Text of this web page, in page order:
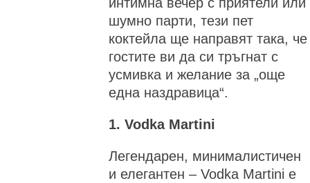
шумно парти, тези пет
коктейла ще направят така, че
гостите ви да си тръгнат с
усмивка и желание за „още
една наздравица“.
1. Vodka Martini
Легендарен, минималистичен
и елегантен – Vodka Martini е